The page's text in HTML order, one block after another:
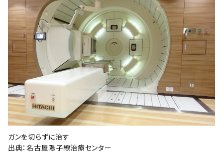
ガンを切らずに治す
出典：名古屋陽子線治療センター